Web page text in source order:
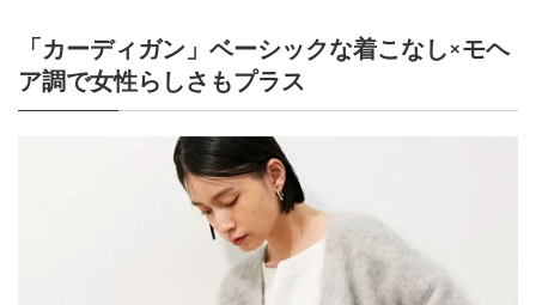
「カーディガン」ベーシックな着こなし×モヘ
ア調で女性らしさもプラス